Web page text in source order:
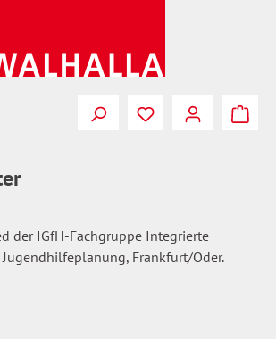
Du hast 0
der IGfH-Fachgruppe Integrierte
Frankfurt/Oder.